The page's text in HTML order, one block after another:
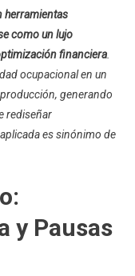
herramientas
como un lujo
financiera.
ocupacional en un
generando
rediseñar
es sinónimo de
y Pausas